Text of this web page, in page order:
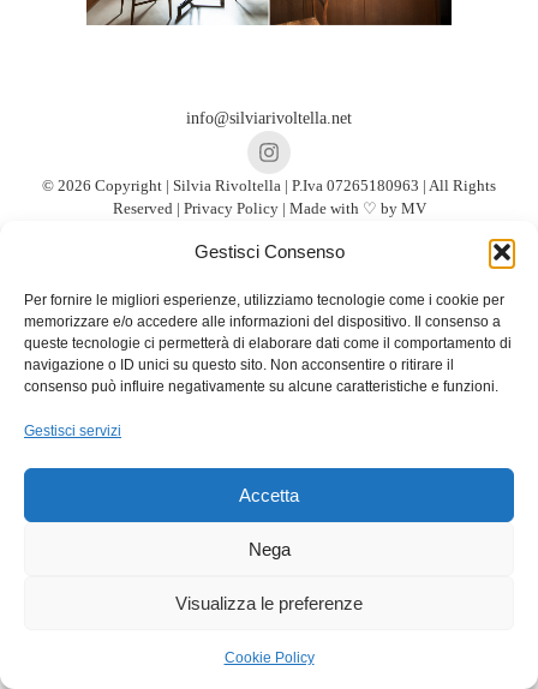
Gestisci Consenso
Per fornire le migliori esperienze, utilizziamo tecnologie come i cookie per
memorizzare e/o accedere alle informazioni del dispositivo. Il consenso a
queste tecnologie ci permetterà di elaborare dati come il comportamento di
navigazione o ID unici su questo sito. Non acconsentire o ritirare il
consenso può influire negativamente su alcune caratteristiche e funzioni.
Gestisci servizi
Accetta
Nega
Visualizza le preferenze
Cookie Policy
info@silviarivoltella.net
© 2026 Copyright | Silvia Rivoltella | P.Iva 07265180963 | All Rights
Reserved | Privacy Policy| Made with ♡ by MV